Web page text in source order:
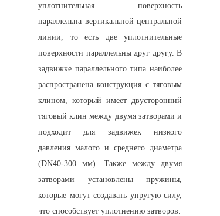
уплотнительная поверхность
параллельна вертикальной центральной
линии, то есть две уплотнительные
поверхности параллельны друг другу. В
задвижке параллельного типа наиболее
распространена конструкция с тяговым
клином, который имеет двусторонний
тяговый клин между двумя затворами и
подходит для задвижек низкого
давления малого и среднего диаметра
(DN40-300 мм). Также между двумя
затворами установлены пружины,
которые могут создавать упругую силу,
что способствует уплотнению затворов.